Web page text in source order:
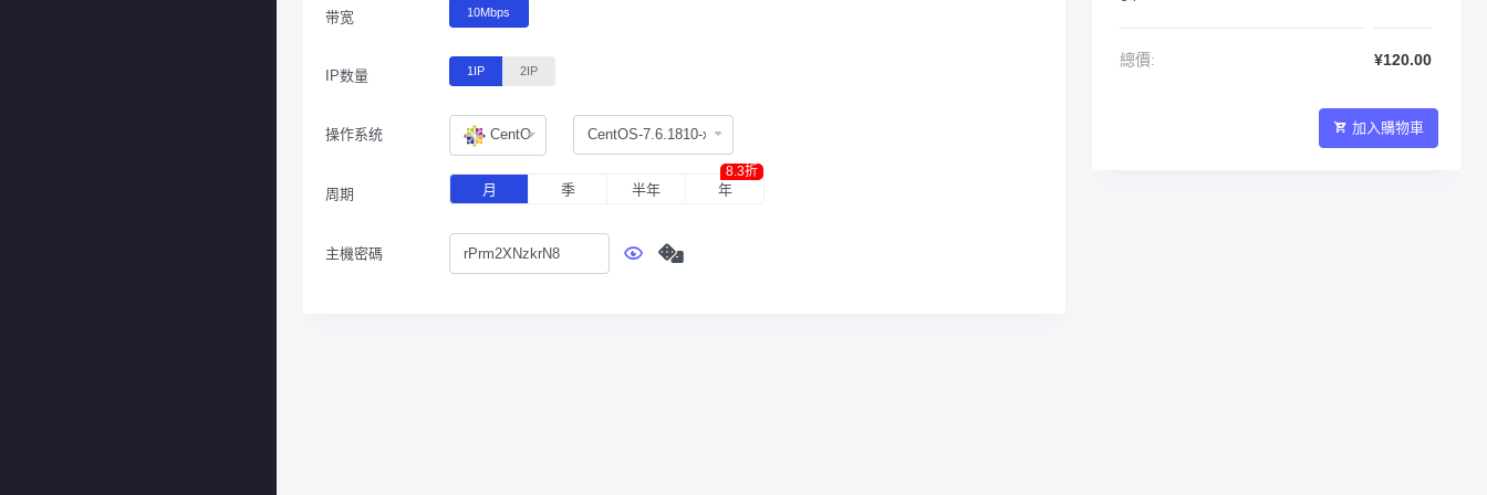
带宽 10Mbps
IP数量 1IP 2IP
操作系统 CentOS
周期 月 季 半年 年
8.3折
主機密碼
總價: ¥120.00
加入購物車